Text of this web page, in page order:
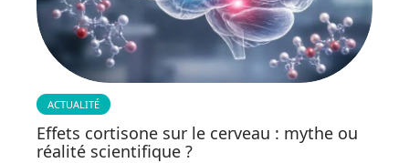
ACTUALITÉ
Effets cortisone sur le cerveau : mythe ou
réalité scientifique ?